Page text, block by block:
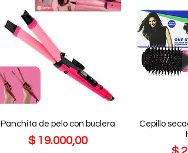
Panchita de pelo con buclera
Precio
$ 19.000,00
Cepillo